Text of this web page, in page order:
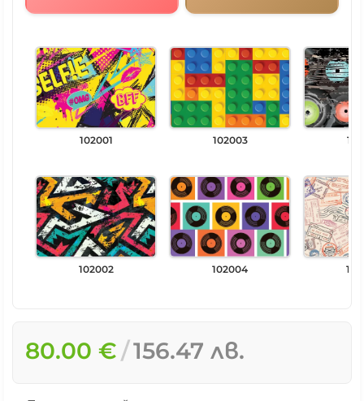
102001
102002
102003
102004
80.00 € 156.47 лв.